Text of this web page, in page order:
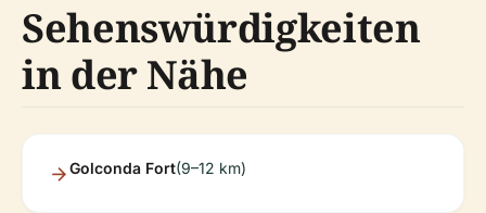
Sehenswürdigkeiten
in der Nähe
Golconda Fort(9–12 km)